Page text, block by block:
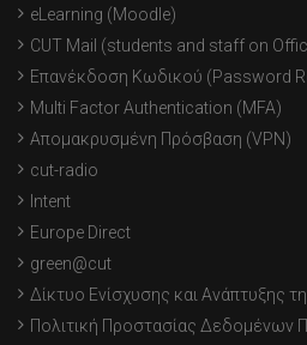
eLearning (Moodle)
CUT Mail (students and staff on
Επανέκδοση Κωδικού (Password
Multi Factor Authentication (MFA)
Απομακρυσμένη Πρόσβαση (VPN)
cut-radio
Intent
Europe Direct
green@cut
Δίκτυο Ενίσχυσης και Ανάπτυξης
Πολιτική Προστασίας Δεδομένων